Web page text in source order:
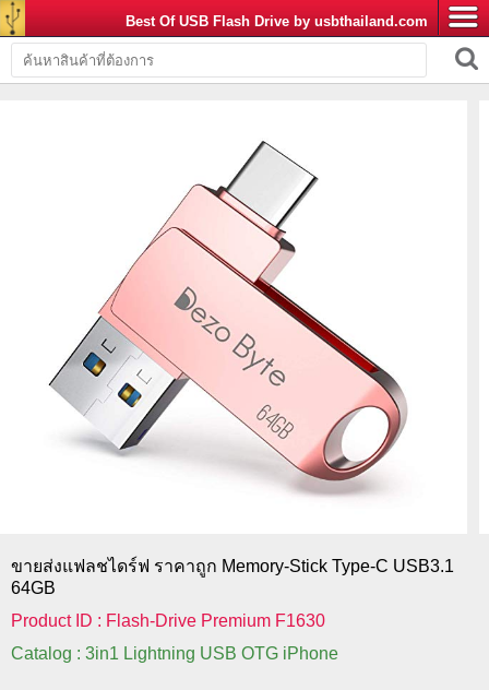
Best Of USB Flash Drive by usbthailand.com
ขายส่งแฟลชไดร์ฟ ราคาถูก Memory-Stick Type-C USB3.1
64GB
Product ID : Flash-Drive Premium F1630
Catalog : 3in1 Lightning USB OTG iPhone